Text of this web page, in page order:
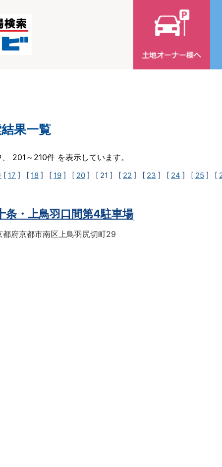
果一覧
201～210件 を表示しています。
[ 17 ] [ 18 ] [ 19 ] [ 20 ] [ 21 ] [ 22 ] [ 23 ] [ 24 ] [ 25 ] [
条・上鳥羽口間第4駐車場
都府京都市南区上鳥羽尻切町29